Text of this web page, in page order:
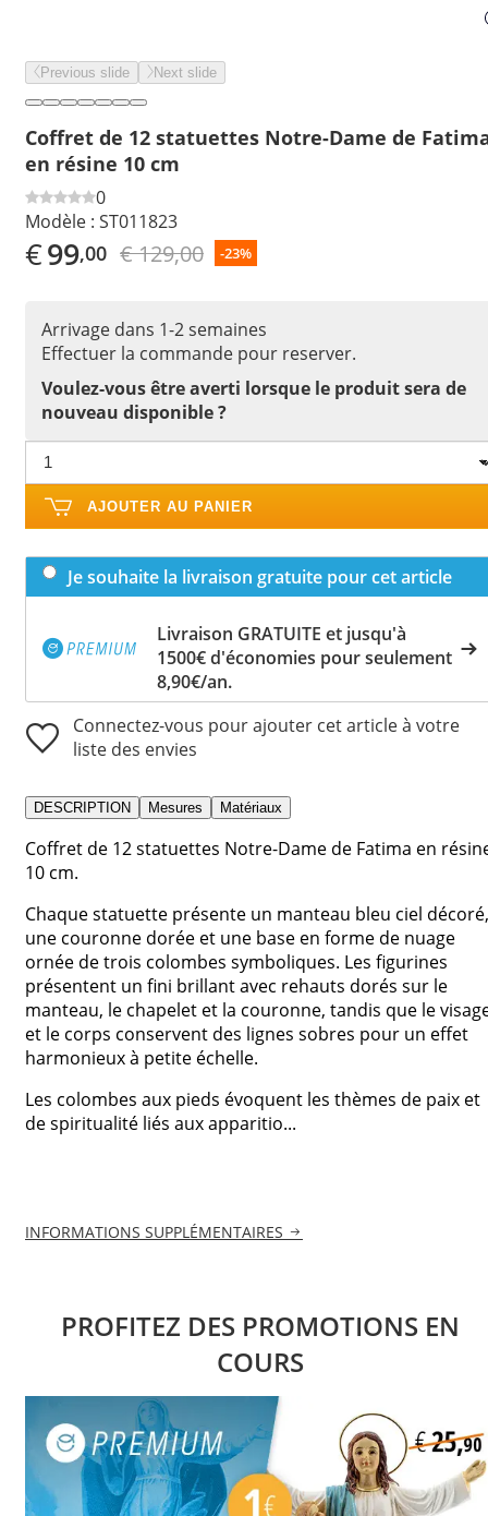
Previous slide Next slide
Coffret de 12 statuettes Notre-Dame de
en résine 10 cm
0
Modèle : ST011823
€99,00 € 129,00 -23%
Arrivage dans 1-2 semaines
Effectuer la commande pour reserver.
Voulez-vous être averti lorsque le produit sera de
nouveau disponible ?
AJOUTER AU PANIER
Je souhaite la livraison gratuite pour cet article
Livraison GRATUITE et jusqu'à
1500€ d'économies pour seulement
8,90€/an.
Connectez-vous pour ajouter cet article à votre
liste des envies
DESCRIPTION Mesures Matériaux
Coffret de 12 statuettes Notre-Dame de Fatima en
10 cm.
Chaque statuette présente un manteau bleu ciel décoré,
une couronne dorée et une base en forme de nuage
ornée de trois colombes symboliques. Les figurines
présentent un fini brillant avec rehauts dorés sur le
manteau, le chapelet et la couronne, tandis que le
et le corps conservent des lignes sobres pour un effet
harmonieux à petite échelle.
Les colombes aux pieds évoquent les thèmes de paix et
de spiritualité liés aux apparitio...
INFORMATIONS SUPPLÉMENTAIRES
PROFITEZ DES PROMOTIONS EN
COURS